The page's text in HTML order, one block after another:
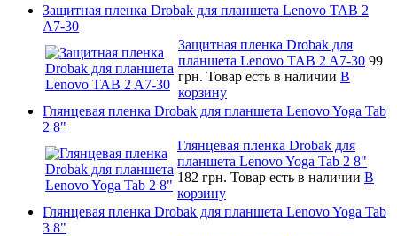
Защитная пленка Drobak для планшета Lenovo TAB 2
A7-30
Защитная пленка Drobak для
планшета Lenovo TAB 2 A7-30 99
грн. Товар есть в наличии В
корзину
Глянцевая пленка Drobak для планшета Lenovo Yoga Tab
2 8"
Глянцевая пленка Drobak для
планшета Lenovo Yoga Tab 2 8"
182 грн. Товар есть в наличии В
корзину
Глянцевая пленка Drobak для планшета Lenovo Yoga Tab
3 8"